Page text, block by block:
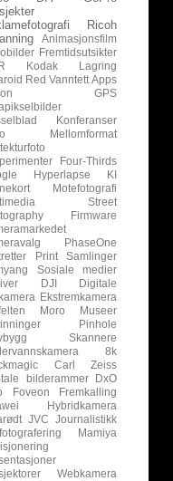
Ricoh
Animasjonsfilm
Fremtidsutsikter
Kodak
Lagring
Red Vanntett Apps
GPS
Konferanser
Mellomformat
Four-Thirds
Hyperlapse
KI
Motefotografi
Street
Firmware
PhaseOne
Print
Samlinger
Sosiale medier
DJI
Digitale
Ekstremkamera
Moro
Museer
Pinhole
Skannere
8k
Carl Zeiss
bilderammer
DxO
Foveon
Fremkalling
Hybridkamera
JVC
Journalistikk
Mamiya
Webkamera